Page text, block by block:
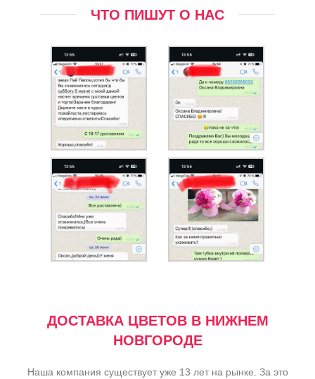
ЧТО ПИШУТ О НАС
ДОСТАВКА ЦВЕТОВ В НИЖНЕМ
НОВГОРОДЕ
Наша компания существует уже 13 лет на рынке. За это